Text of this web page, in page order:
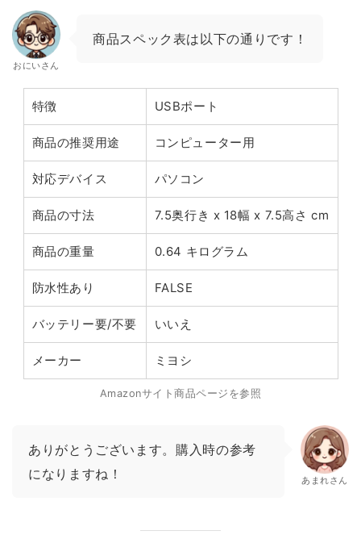
おにいさん
商品スペック表は以下の通りです！
特徴 USBポート
商品の推奨用途 コンピューター用
対応デバイス パソコン
商品の寸法 7.5奥行き x 18幅 x 7.5高さ cm
商品の重量 0.64 キログラム
防水性あり FALSE
バッテリー要/不要 いいえ
メーカー ミヨシ
Amazonサイト商品ページを参照
ありがとうございます。購入時の参考
になりますね！
あまれさん